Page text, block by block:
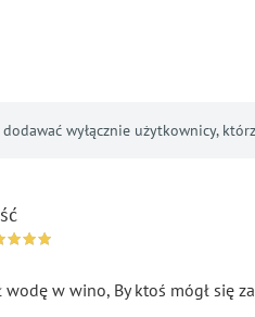
wyłącznie użytkownicy,
wodę w wino, By ktoś mógł się